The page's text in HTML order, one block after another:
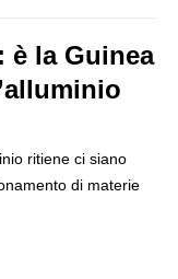
è la Guinea
ritiene ci siano
di materie